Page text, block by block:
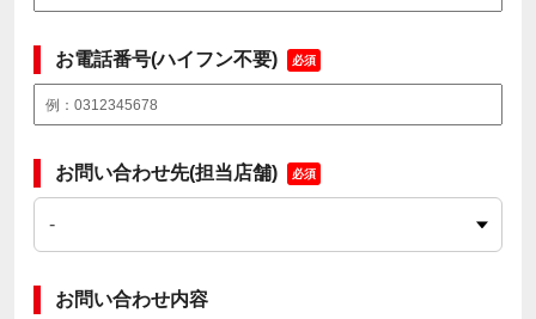
お電話番号(ハイフン不要) 必須
お問い合わせ先(担当店舗) 必須
お問い合わせ内容